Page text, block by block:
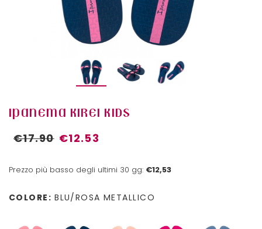
IPANEMA KIREI KIDS
€17.90 €12.53
Prezzo più basso degli ultimi 30 gg: €12,53
COLORE: BLU/ROSA METALLICO